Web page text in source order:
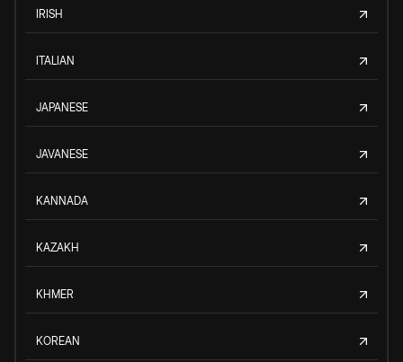
IRISH
ITALIAN
JAPANESE
JAVANESE
KANNADA
KAZAKH
KHMER
KOREAN